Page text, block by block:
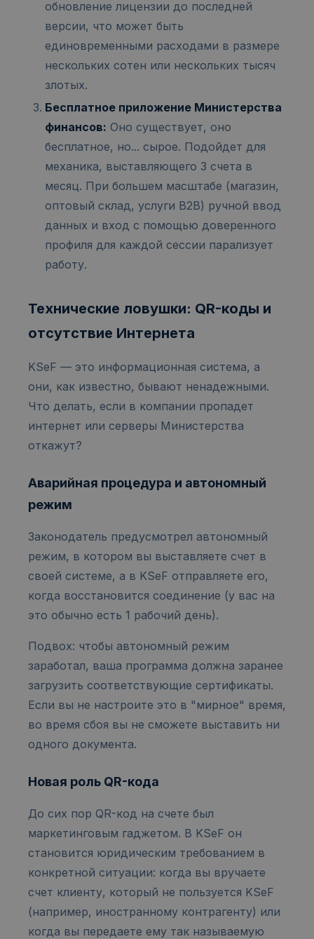
обновление лицензии до последней
версии, что может быть
единовременными расходами в размере
нескольких сотен или нескольких тысяч
злотых.
Бесплатное приложение Министерства
финансов: Оно существует, оно
бесплатное, но... сырое. Подойдет для
механика, выставляющего 3 счета в
месяц. При большем масштабе (магазин,
оптовый склад, услуги B2B) ручной ввод
данных и вход с помощью доверенного
профиля для каждой сессии парализует
работу.
Технические ловушки: QR-коды и
отсутствие Интернета
KSeF — это информационная система, а
они, как известно, бывают ненадежными.
Что делать, если в компании пропадет
интернет или серверы Министерства
откажут?
Аварийная процедура и автономный
режим
Законодатель предусмотрел автономный
режим, в котором вы выставляете счет в
своей системе, а в KSeF отправляете его,
когда восстановится соединение (у вас на
это обычно есть 1 рабочий день).
Подвох: чтобы автономный режим
заработал, ваша программа должна заранее
загрузить соответствующие сертификаты.
Если вы не настроите это в "мирное" время,
во время сбоя вы не сможете выставить ни
одного документа.
Новая роль QR-кода
До сих пор QR-код на счете был
маркетинговым гаджетом. В KSeF он
становится юридическим требованием в
конкретной ситуации: когда вы вручаете
счет клиенту, который не пользуется KSeF
(например, иностранному контрагенту) или
когда вы передаете ему так называемую